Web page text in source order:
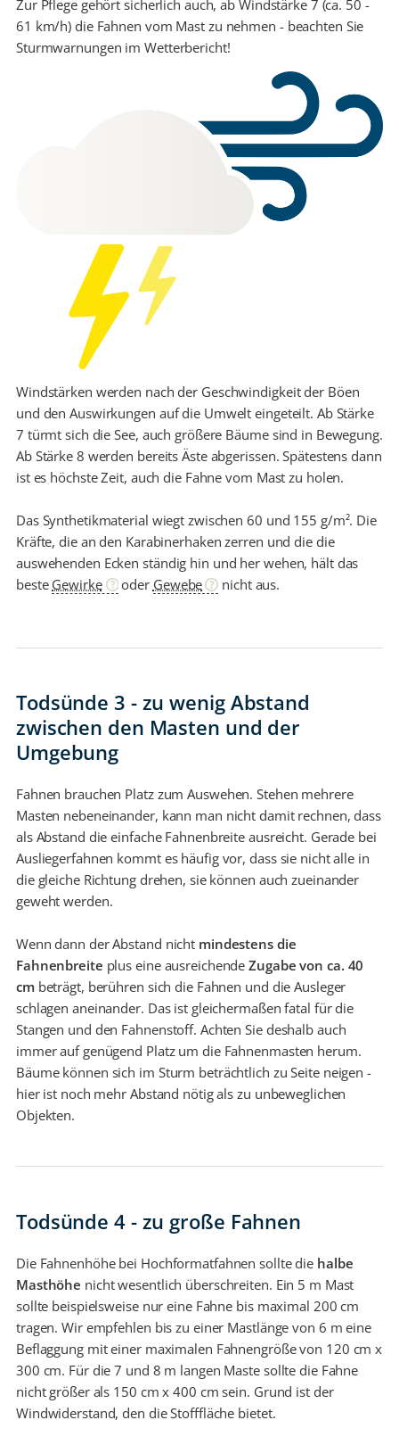
Zur Pflege gehört sicherlich auch, ab Windstärke 7 (ca. 50 -
61 km/h) die Fahnen vom Mast zu nehmen - beachten Sie
Sturmwarnungen im Wetterbericht!
Windstärken werden nach der Geschwindigkeit der Böen
und den Auswirkungen auf die Umwelt eingeteilt. Ab Stärke
7 türmt sich die See, auch größere Bäume sind in Bewegung.
Ab Stärke 8 werden bereits Äste abgerissen. Spätestens dann
ist es höchste Zeit, auch die Fahne vom Mast zu holen.
Das Synthetikmaterial wiegt zwischen 60 und 155 g/m². Die
Kräfte, die an den Karabinerhaken zerren und die die
auswehenden Ecken ständig hin und her wehen, hält das
beste Gewirke oder Gewebe nicht aus.
Todsünde 3 - zu wenig Abstand
zwischen den Masten und der
Umgebung
Fahnen brauchen Platz zum Auswehen. Stehen mehrere
Masten nebeneinander, kann man nicht damit rechnen, dass
als Abstand die einfache Fahnenbreite ausreicht. Gerade bei
Ausliegerfahnen kommt es häufig vor, dass sie nicht alle in
die gleiche Richtung drehen, sie können auch zueinander
geweht werden.
Wenn dann der Abstand nicht mindestens die
Fahnenbreite plus eine ausreichendeZugabe von ca. 40
cmbeträgt, berühren sich die Fahnen und die Ausleger
schlagen aneinander. Das ist gleichermaßen fatal für die
Stangen und den Fahnenstoff. Achten Sie deshalb auch
immer auf genügend Platz um die Fahnenmasten herum.
Bäume können sich im Sturm beträchtlich zu Seite neigen -
hier ist noch mehr Abstand nötig als zu unbeweglichen
Objekten.
Todsünde 4 - zu große Fahnen
Die Fahnenhöhe bei Hochformatfahnen sollte die halbe
Masthöhe nicht wesentlich überschreiten. Ein 5 m Mast
sollte beispielsweise nur eine Fahne bis maximal 200 cm
tragen. Wir empfehlen bis zu einer Mastlänge von 6 m eine
Beflaggung mit einer maximalen Fahnengröße von 120 cm x
300 cm. Für die 7 und 8 m langen Maste sollte die Fahne
nicht größer als 150 cm x 400 cm sein. Grund ist der
Windwiderstand, den die Stofffläche bietet.